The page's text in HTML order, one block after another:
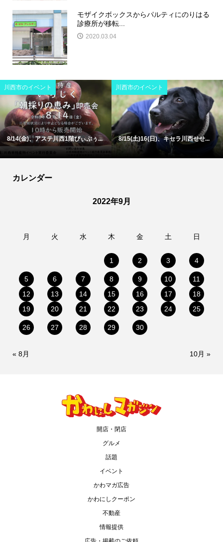
モザイクボックスからパルティにのりはる
診療所が移転...
2020.03.04
川西市のイベント
8/14(金)、アステ川西1階ぴぃぷぅ...
川西市のイベント
8/15(土)16(日)、キセラ川西せせ...
カレンダー
2022年9月
月 火 水 木 金 土 日
1 2 3 4
5 6 7 8 9 10
11
12
13 14 15 16 17
18
19
20 21 22 23 24 25
26 27 28 29 30
« 8月 10月 »
開店・閉店
グルメ
話題
イベント
かわマガ広告
かわにしクーポン
不動産
情報提供